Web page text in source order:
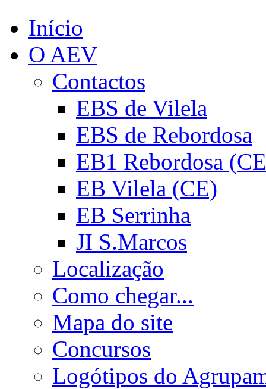
Início
O AEV
Contactos
EBS de Vilela
EBS de Rebordosa
EB1 Rebordosa
EB Vilela (CE)
EB Serrinha
JI S.Marcos
Localização
Como chegar...
Mapa do site
Concursos
Logótipos do